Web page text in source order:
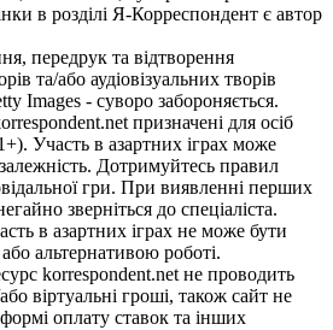
в розділі Я-Корреспондент є автор
передрук та відтворення
та/або аудіовізуальних творів
Images - суворо забороняється.
призначені для осіб
Участь в азартних іграх може
Дотримуйтесь правил
гри. При виявленні перших
зверніться до спеціаліста.
в азартних іграх не може бути
альтернативою роботі.
korrespondent.net не проводить
віртуальні гроші, також сайт не
оплату ставок та інших